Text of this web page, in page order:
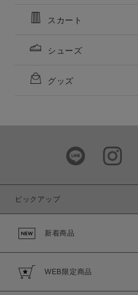
スカート
シューズ
グッズ
ピックアップ
新着商品
WEB限定商品